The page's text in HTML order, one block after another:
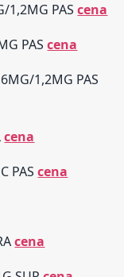
1,2MG PAScena
PAScena
1,2MG PAS
cena
PAScena
cena